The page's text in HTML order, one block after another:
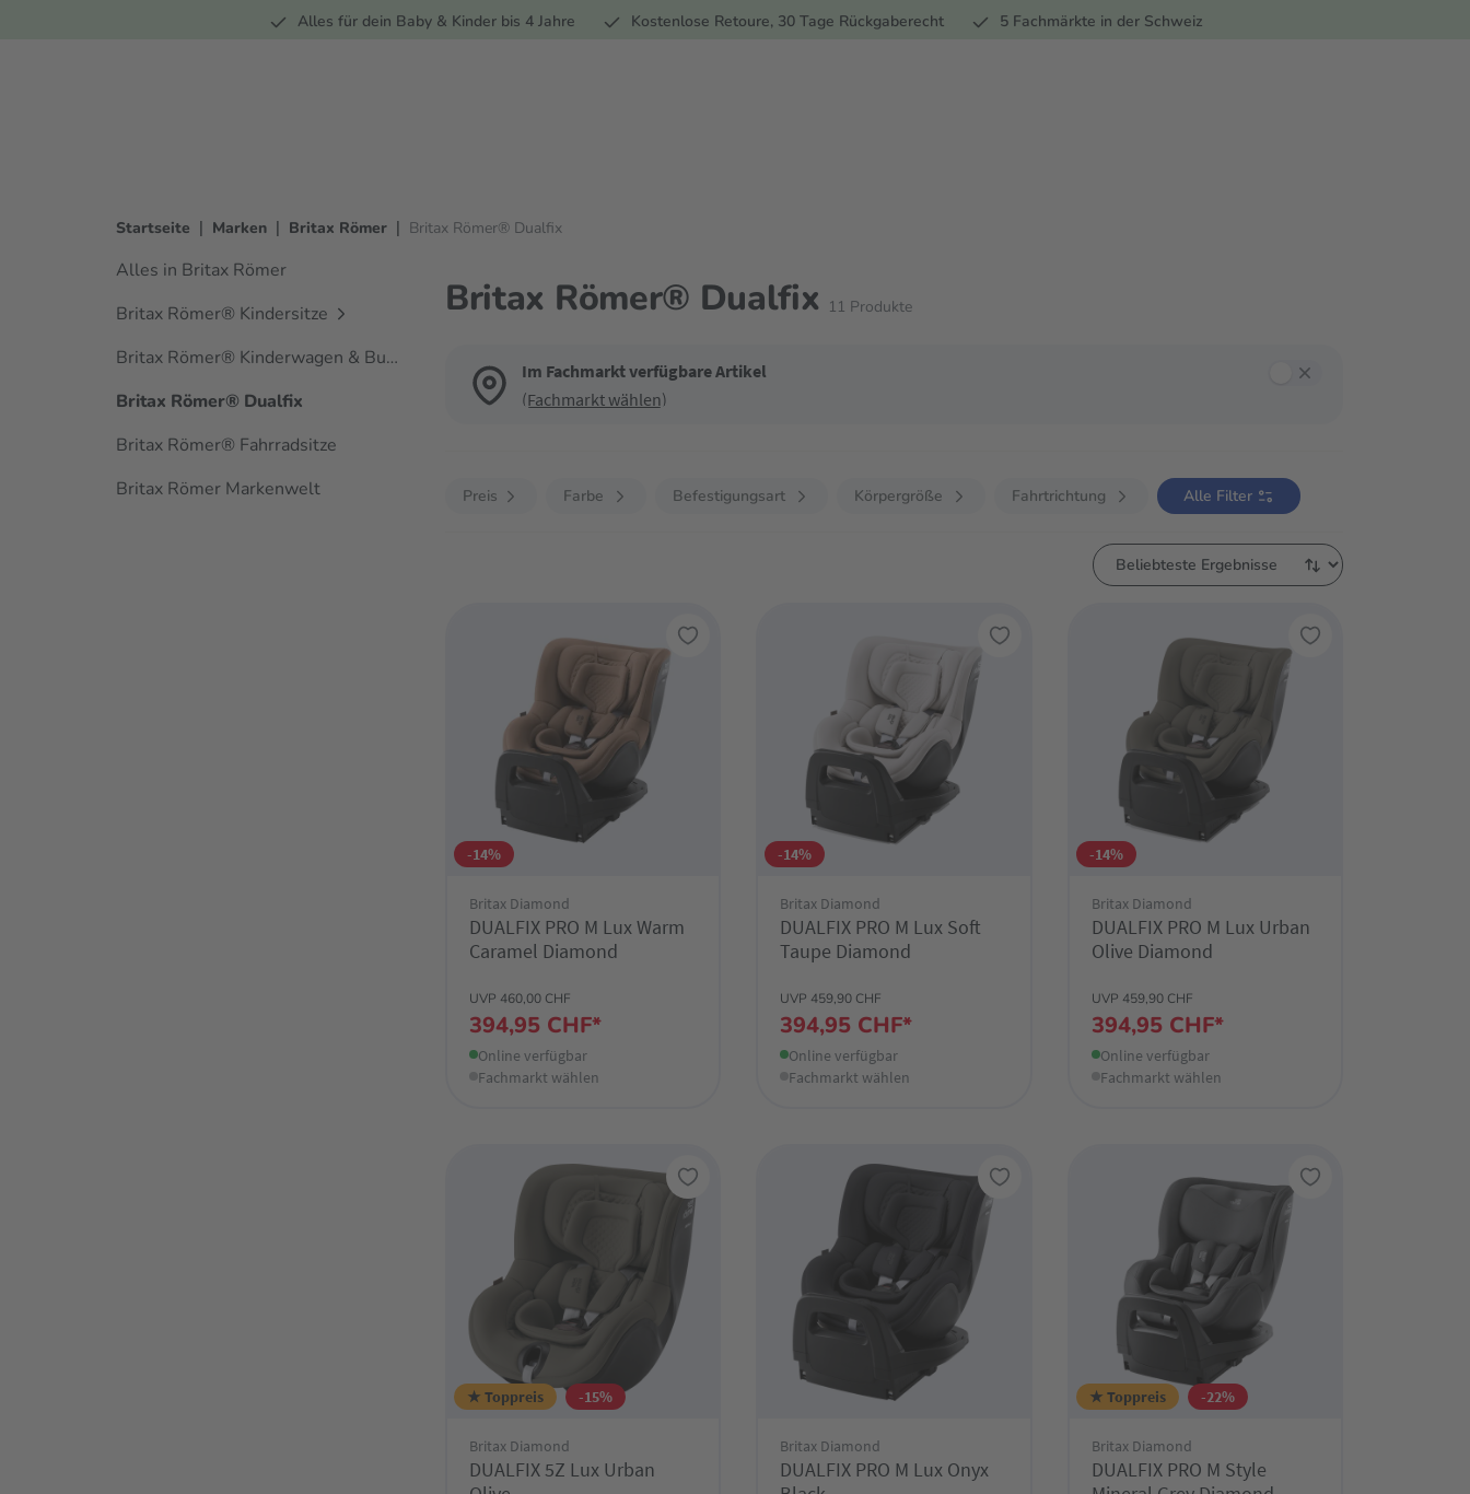
Zur Hauptnavigation springen Alles für dein Baby & Kinder bis 4 Jahre Kostenlose Retoure, 30 Tage Rückgaberecht 5 Fachmärkte in der Schweiz
Startseite | Marken | Britax Römer | Britax Römer® Dualfix
Alles in Britax Römer
Britax Römer® Kindersitze
Britax Römer® Kinderwagen & Buggys
Britax Römer® Dualfix
Britax Römer® Fahrradsitze
Britax Römer Markenwelt
Britax Römer® Dualfix 11 Produkte
Im Fachmarkt verfügbare Artikel
(Fachmarkt wählen)
Verwende die Filter, um die Produktliste nach deinen Wünschen einzugrenzen. Du kannst mit der Tab-Taste zwischen den Filtern navigieren und mit Enter
Preis Farbe Befestigungsart Körpergröße Fahrtrichtung Alle Filter
-14%
Britax Diamond
DUALFIX PRO M Lux Warm
Caramel Diamond
UVP 460,00 CHF
394,95 CHF*
Online verfügbar
Fachmarkt wählen
-14%
Britax Diamond
DUALFIX PRO M Lux Soft
Taupe Diamond
UVP 459,90 CHF
394,95 CHF*
Online verfügbar
Fachmarkt wählen
-14%
Britax Diamond
DUALFIX PRO M Lux Urban
Olive Diamond
UVP 459,90 CHF
394,95 CHF*
Online verfügbar
Fachmarkt wählen
★ Toppreis -15%
Britax Diamond
DUALFIX 5Z Lux Urban
Britax Diamond
DUALFIX PRO M Lux Onyx
★ Toppreis -22%
Britax Diamond
DUALFIX PRO M Style